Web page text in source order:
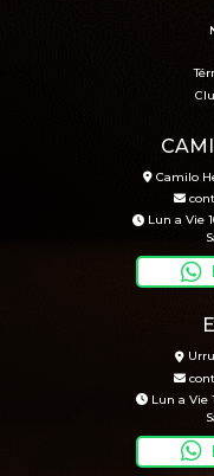
Camilo
Lun a Vie
Lun a Vie